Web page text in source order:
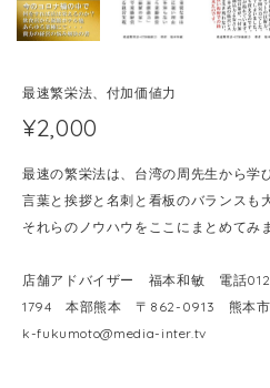
最速繁栄法、付加価値力
¥2,000
最速の繁栄法は、台湾の周先生から学
言葉と挨拶と名刺と看板のバランスも
それらのノウハウをここにまとめてみ
店舗アドバイザー 福本和敏 電話
1794 本部熊本 〒862-0913 熊本市
k-fukumoto@media-inter.tv